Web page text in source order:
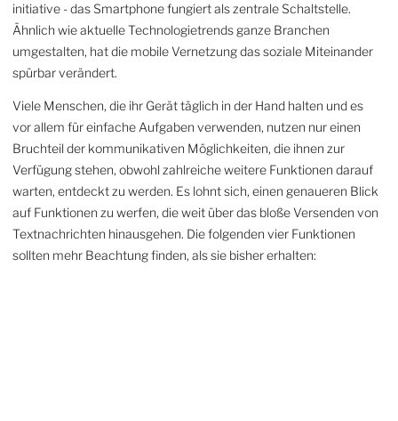
initiative - das Smartphone fungiert als zentrale Schaltstelle.
Ähnlich wie aktuelle Technologie­trends ganze Branchen
umgestalten, hat die mobile Vernetzung das soziale Miteinander
spürbar verändert.
Viele Menschen, die ihr Gerät täglich in der Hand halten und es
vor allem für einfache Aufgaben verwenden, nutzen nur einen
Bruchteil der kommuni­kativen Möglichkeiten, die ihnen zur
Verfügung stehen, obwohl zahlreiche weitere Funktionen darauf
warten, entdeckt zu werden. Es lohnt sich, einen genaueren Blick
auf Funktionen zu werfen, die weit über das bloße Versenden von
Text­nach­richten hinausgehen. Die folgenden vier Funktionen
sollten mehr Beachtung finden, als sie bisher erhalten: